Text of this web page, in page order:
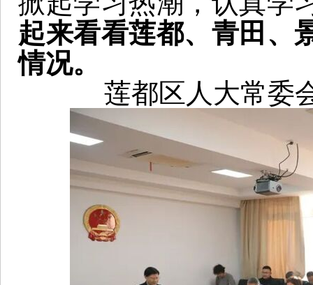
起来看看莲都、青田、
情况。
莲都区人大常委